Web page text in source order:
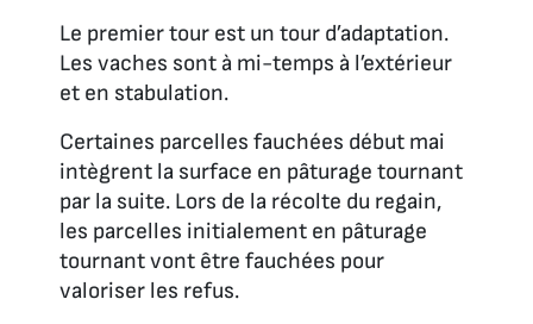
Le premier tour est un tour d’adaptation.
Les vaches sont à mi-temps à l’extérieur
et en stabulation.
Certaines parcelles fauchées début mai
intègrent la surface en pâturage tournant
par la suite. Lors de la récolte du regain,
les parcelles initialement en pâturage
tournant vont être fauchées pour
valoriser les refus.